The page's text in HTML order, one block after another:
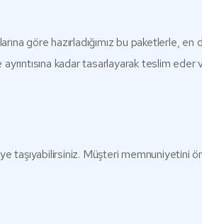
göre hazırladığımız bu paketlerle, en
kadar tasarlayarak teslim eder
taşıyabilirsiniz. Müşteri memnuniyetini